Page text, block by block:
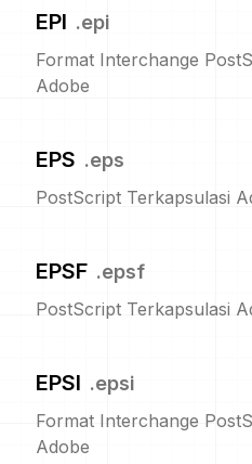
EPI .epi
Format Interchange
Adobe
EPS .eps
PostScript Terkapsulasi
EPSF .epsf
PostScript Terkapsulasi
EPSI .epsi
Format Interchange
Adobe